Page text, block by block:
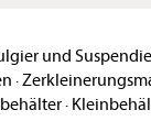
und
·
·